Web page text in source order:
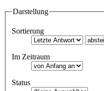
Darstellung
Sortierung
Im Zeitraum
Status